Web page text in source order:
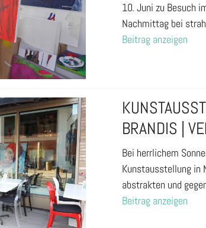
10. Juni zu Besuch
Nachmittag bei
Beitrag anzeigen
BRANDIS |
Bei herrlichem
Kunstausstellung in
abstrakten und
Beitrag anzeigen